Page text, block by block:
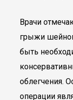
Врачи
грыжи
быть
облегчения.
операции